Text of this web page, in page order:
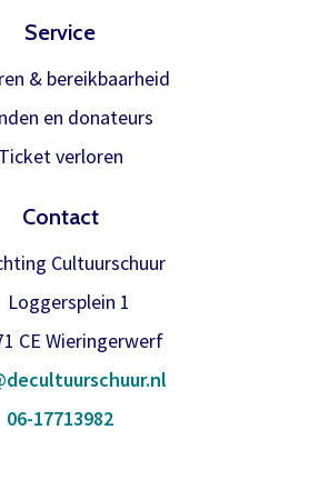
Service
& bereikbaarheid
en donateurs
Ticket verloren
Contact
Cultuurschuur
Loggersplein 1
CE Wieringerwerf
06-17713982